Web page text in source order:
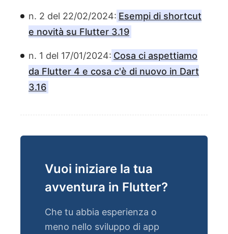
n. 2 del 22/02/2024: Esempi di shortcut
e novità su Flutter 3.19
n. 1 del 17/01/2024: Cosa ci aspettiamo
da Flutter 4 e cosa c'è di nuovo in Dart
3.16
Vuoi iniziare la tua
avventura in Flutter?
Che tu abbia esperienza o
meno nello sviluppo di app